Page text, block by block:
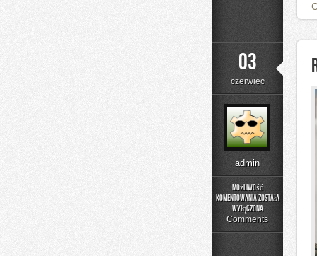
03
czerwiec
admin
Możliwość
komentowania
Rehabilitacja
Fizjoterapia
została
wyłączona
Comments